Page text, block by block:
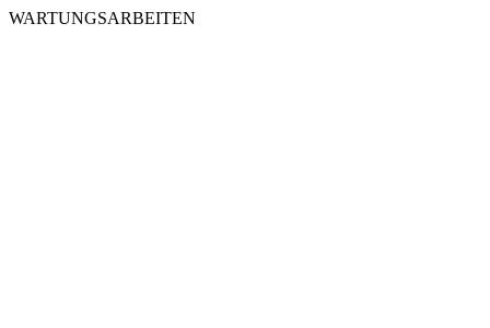
WARTUNGSARBEITEN